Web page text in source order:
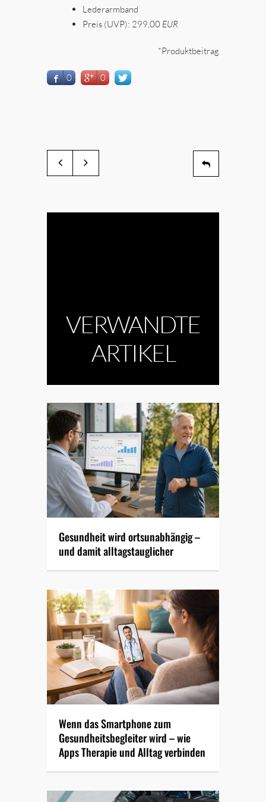
Lederarmband
Preis (UVP): 299,00 EUR
*Produktbeitrag
0 0
VERWANDTE
ARTIKEL
Gesundheit wird ortsunabhängig –
und damit alltagstauglicher
Wenn das Smartphone zum
Gesundheitsbegleiter wird – wie
Apps Therapie und Alltag verbinden